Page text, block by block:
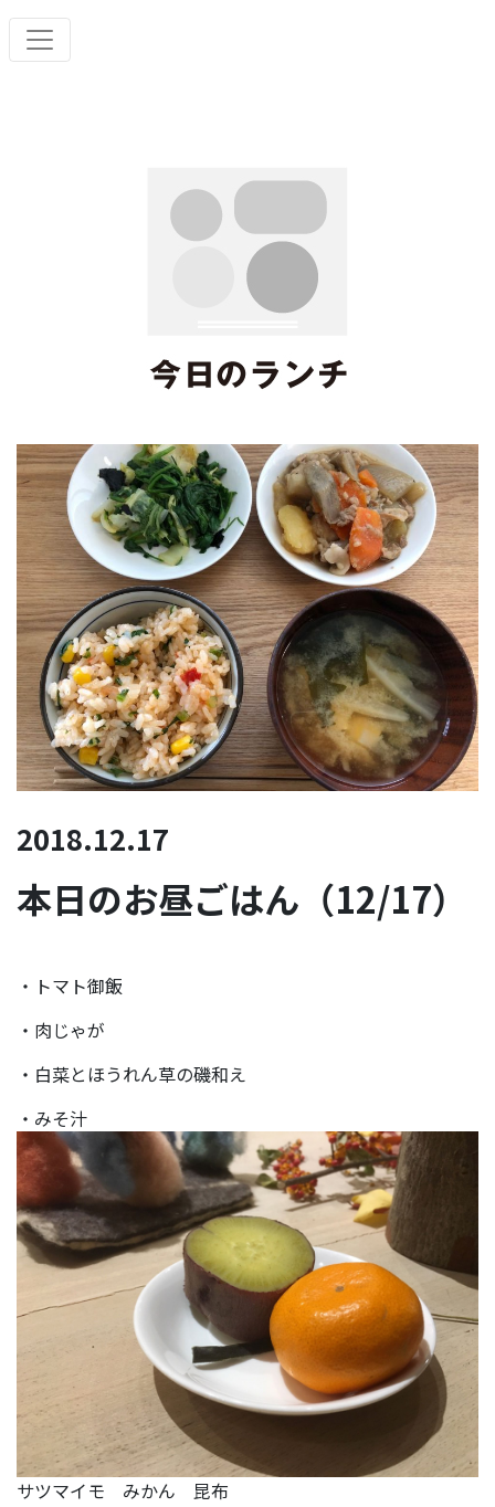
2018.12.17
本日のお昼ごはん（12/17）
・トマト御飯
・肉じゃが
・白菜とほうれん草の磯和え
・みそ汁
サツマイモ みかん 昆布